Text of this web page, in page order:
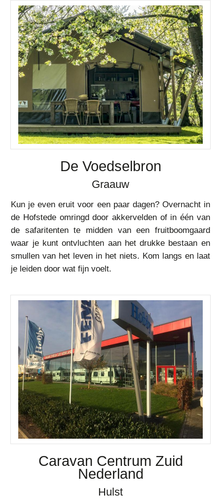
De Voedselbron
Graauw
Kun je even eruit voor een paar dagen? Overnacht in
de Hofstede omringd door akkervelden of in één van
de safaritenten te midden van een fruitboomgaard
waar je kunt ontvluchten aan het drukke bestaan en
smullen van het leven in het niets. Kom langs en laat
je leiden door wat fijn voelt.
Caravan Centrum Zuid
Nederland
Hulst